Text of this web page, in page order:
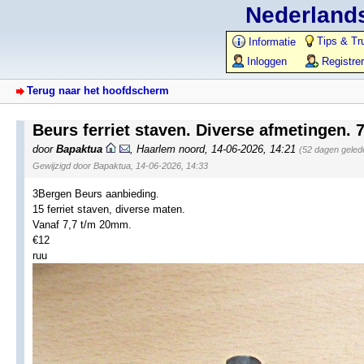
Informatie
Tips &
Inloggen
Terug naar het hoofdscherm
Beurs ferriet staven. Diverse afmetingen.
door Bapaktua Haarlem noord, 14-06-2026, 14:21 (52 dagen
Gewijzigd door Bapaktua, 14-06-2026, 14:33
3Bergen Beurs aanbieding.
15 ferriet staven, diverse maten.
Vanaf 7,7 t/m 20mm.
€12
ruu